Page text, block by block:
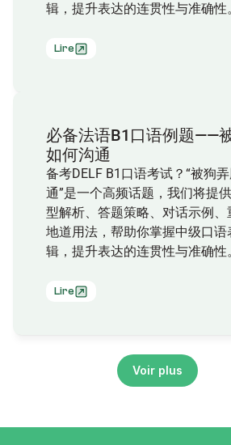
辑，提升表达的连贯性与准确性
Lire
必备法语B1口语例题——
如何沟通
备考DELF B1口语考试？“被狗
通”是一个高频话题，我们将提
型解析、答题策略、对话示例
地道用法，帮助你掌握中级口语
辑，提升表达的连贯性与准确性
Lire
Voir plus